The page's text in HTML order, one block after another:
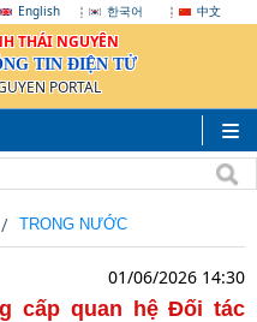
English 한국어 中文
THÁI NGUYÊN
TIN ĐIỆN TỬ
PORTAL
TRONG NƯỚC
01/06/2026 14:30
cấp quan hệ Đối tác